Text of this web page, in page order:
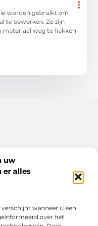
uw
er alles
wanneer u een
over het
worden gebruikt om
te bewerken. Ze zijn
weg te hakken
en verhalen.
en waardevolle